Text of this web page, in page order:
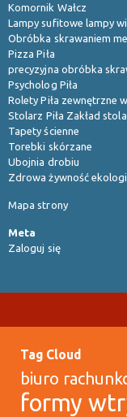
Komornik Wałcz
Lampy sufitowe lampy
Obróbka skrawaniem
Pizza Piła
precyzyjna obróbka
Psycholog Piła
Rolety Piła zewnętrzne
Stolarz Piła Zakład
Tapety ścienne
Torebki skórzane
Ubojnia drobiu
Zdrowa żywność
Mapa strony
Meta
Zaloguj się
Tag Cloud
biuro
formy